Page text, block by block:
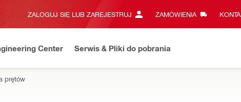
ZALOGUJ SIĘ LUB ZAREJESTRUJ ZAMÓWIENIA
Center Serwis & Pliki do pobrania
prętów